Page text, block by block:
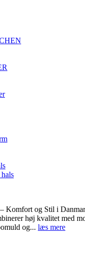
Komfort og Stil i
høj kvalitet med
og... læs mere